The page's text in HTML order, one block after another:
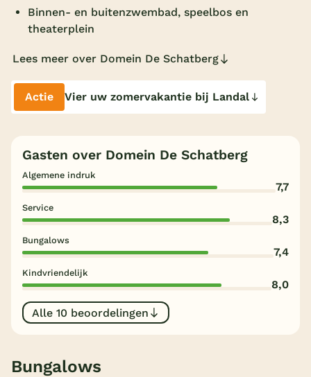
Veluwe
Limburg
Binnen- en buitenzwembad, speelbos en
theaterplein
Lees meer over Domein De Schatberg
Actie Vier uw zomervakantie bij Landal
Gasten over Domein De Schatberg
Algemene indruk
7,7
Service
8,3
Bungalows
7,4
Kindvriendelijk
8,0
Alle 10 beoordelingen
Bungalows